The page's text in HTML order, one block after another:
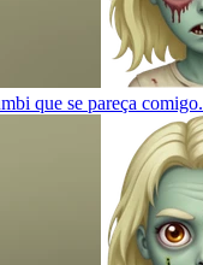
que se pareça comigo.